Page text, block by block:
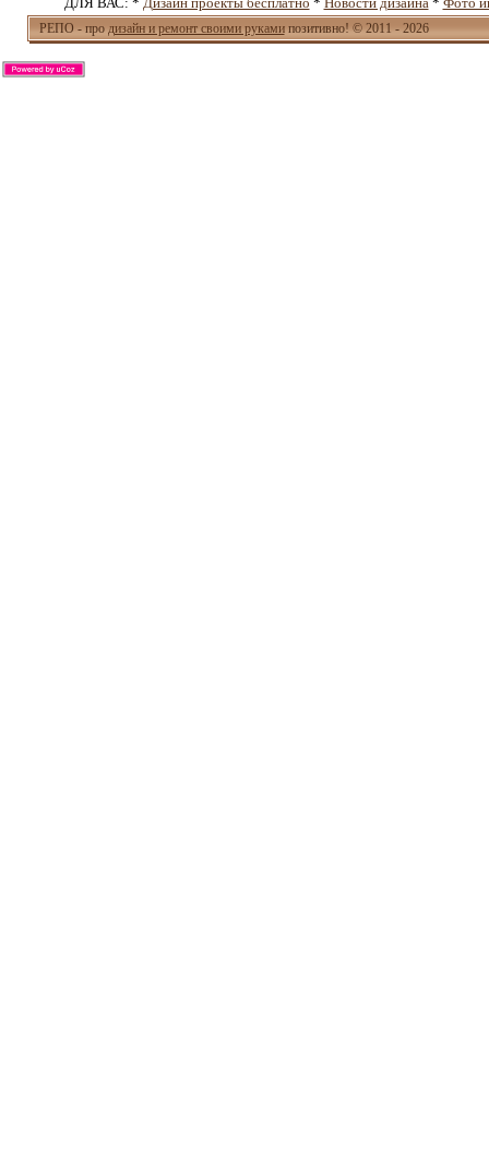
РЕПО - продизайн и ремонт своими рукамипозитивно! © 2011 - 2026